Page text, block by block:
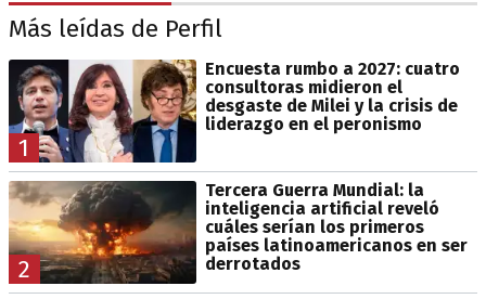
Más leídas de Perfil
1
Encuesta rumbo a 2027: cuatro
consultoras midieron el
desgaste de Milei y la crisis de
liderazgo en el peronismo
2
Tercera Guerra Mundial: la
inteligencia artificial reveló
cuáles serían los primeros
países latinoamericanos en ser
derrotados